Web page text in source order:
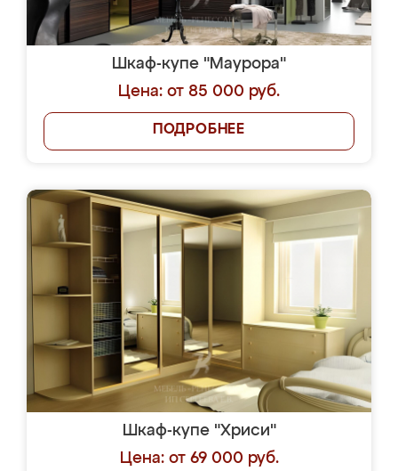
Шкаф-купе "Маурора"
Цена: от 85 000 руб.
ПОДРОБНЕЕ
Шкаф-купе "Хриси"
Цена: от 69 000 руб.